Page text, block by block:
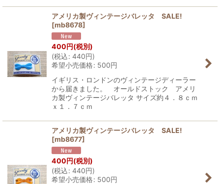
アメリカ製ヴィンテージバレッタ SALE!
[mb8678]
400円(税別)
(税込: 440円)
希望小売価格: 500円
イギリス・ロンドンのヴィンテージディーラー
から届きました。 オールドストック アメリ
カ製ヴィンテージバレッタ サイズ約４．８ｃｍ
ｘ１．７ｃｍ
アメリカ製ヴィンテージバレッタ SALE!
[mb8677]
400円(税別)
(税込: 440円)
希望小売価格: 500円